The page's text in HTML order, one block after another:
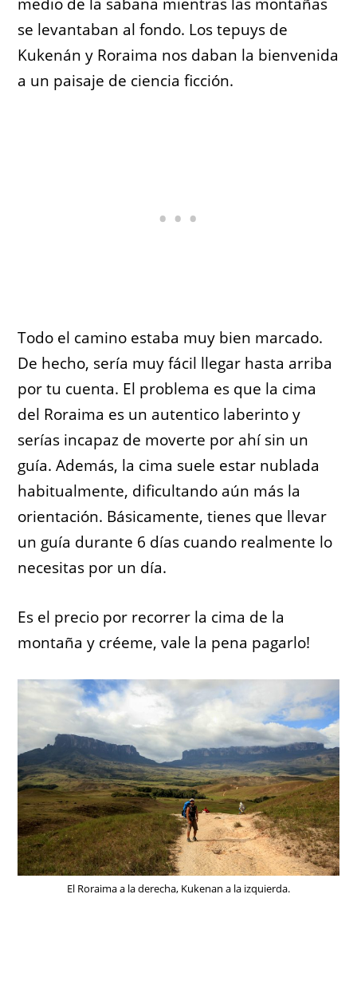
se levantaban al fondo. Los tepuys de
Kukenán y Roraima nos daban la bienvenida
a un paisaje de ciencia ficción.
Todo el camino estaba muy bien marcado.
De hecho, sería muy fácil llegar hasta arriba
por tu cuenta. El problema es que la cima
del Roraima es un autentico laberinto y
serías incapaz de moverte por ahí sin un
guía. Además, la cima suele estar nublada
habitualmente, dificultando aún más la
orientación. Básicamente, tienes que llevar
un guía durante 6 días cuando realmente lo
necesitas por un día.
Es el precio por recorrer la cima de la
montaña y créeme, vale la pena pagarlo!
El Roraima a la derecha, Kukenan a la izquierda.